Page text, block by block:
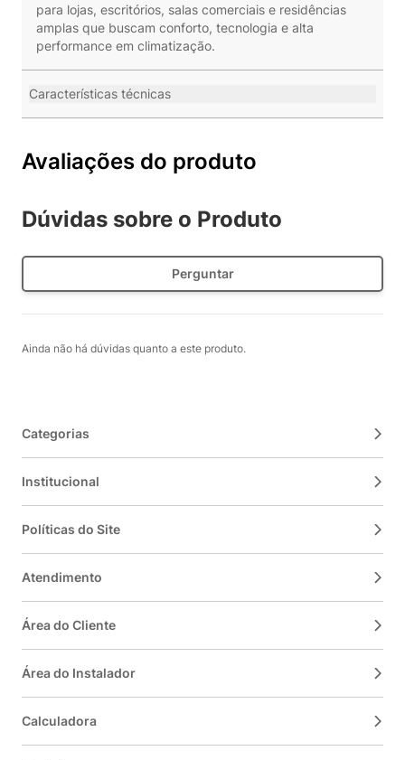
para lojas, escritórios, salas comerciais e residências
amplas que buscam conforto, tecnologia e alta
performance em climatização.
Características técnicas
Avaliações do produto
Dúvidas sobre o Produto
Perguntar
Ainda não há dúvidas quanto a este produto.
Categorias
Institucional
Políticas do Site
Atendimento
Área do Cliente
Área do Instalador
Calculadora